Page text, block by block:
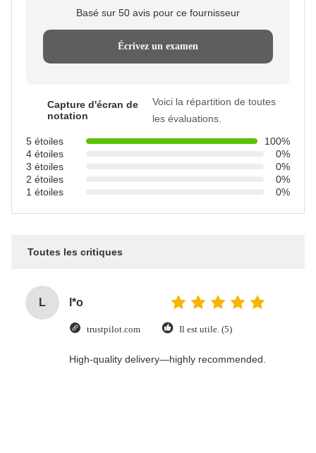
Basé sur 50 avis pour ce fournisseur
Écrivez un examen
Capture d'écran de
notation
Voici la répartition de toutes
les évaluations.
5 étoiles
100%
4 étoiles
0%
3 étoiles
0%
2 étoiles
0%
1 étoiles
0%
Toutes les critiques
L l*o
trustpilot.com Il est utile. (5)
High-quality delivery—highly recommended.